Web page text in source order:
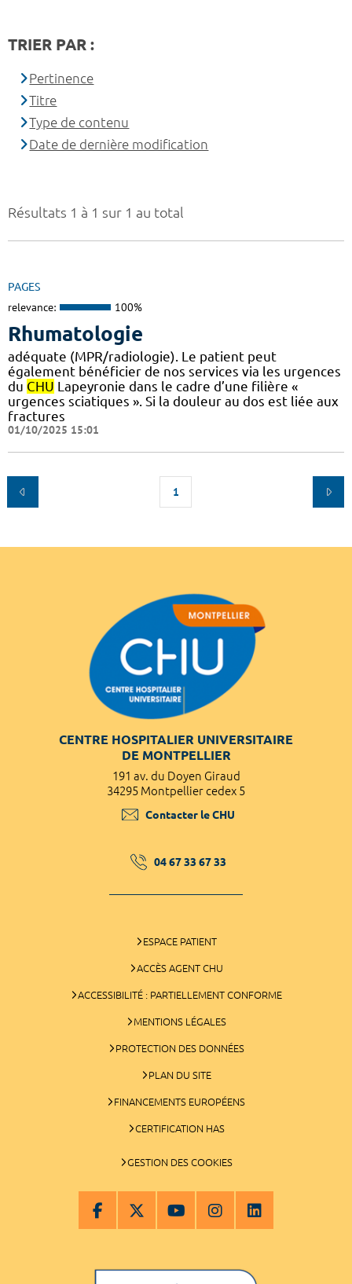
Résultats 1 à 1 sur 1 au total
PAGES
relevance: 100%
Rhumatologie
adéquate (MPR/radiologie). Le patient peut
également bénéficier de nos services via les urgences
du CHU Lapeyronie dans le cadre d’une filière «
urgences sciatiques ». Si la douleur au dos est liée aux
fractures
01/10/2025 15:01
1
TRIER PAR :
Pertinence
Titre
Type de contenu
Date de dernière modification
CENTRE HOSPITALIER UNIVERSITAIRE
DE MONTPELLIER
191 av. du Doyen Giraud
34295 Montpellier cedex 5
Contacter le CHU
04 67 33 67 33
ESPACE PATIENT
ACCÈS AGENT CHU
ACCESSIBILITÉ : PARTIELLEMENT CONFORME
MENTIONS LÉGALES
PROTECTION DES DONNÉES
PLAN DU SITE
FINANCEMENTS EUROPÉENS
CERTIFICATION HAS
GESTION DES COOKIES